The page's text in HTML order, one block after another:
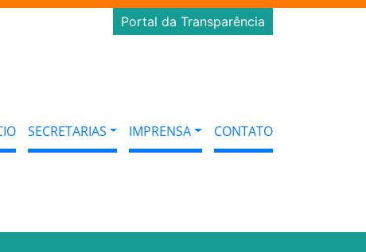
Portal da Transparência
SECRETARIAS IMPRENSA CONTATO